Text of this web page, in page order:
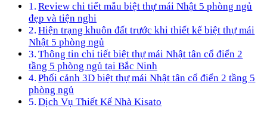
Review chi tiết mẫu biệt thự mái Nhật 5 phòng ngủ
đẹp và tiện nghi
Hiện trạng khuôn đất trước khi thiết kế biệt thự mái
Nhật 5 phòng ngủ
Thông tin chi tiết biệt thự mái Nhật tân cổ điển 2
tầng 5 phòng ngủ tại Bắc Ninh
Phối cảnh 3D biệt thự mái Nhật tân cổ điển 2 tầng 5
phòng ngủ
Dịch Vụ Thiết Kế Nhà Kisato